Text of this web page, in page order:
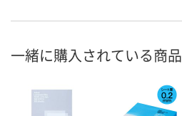
一緒に購入されている商品